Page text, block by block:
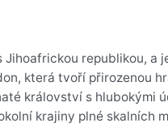
republikou, a
která tvoří přirozenou
království s hlubokými
krajiny plné skalních